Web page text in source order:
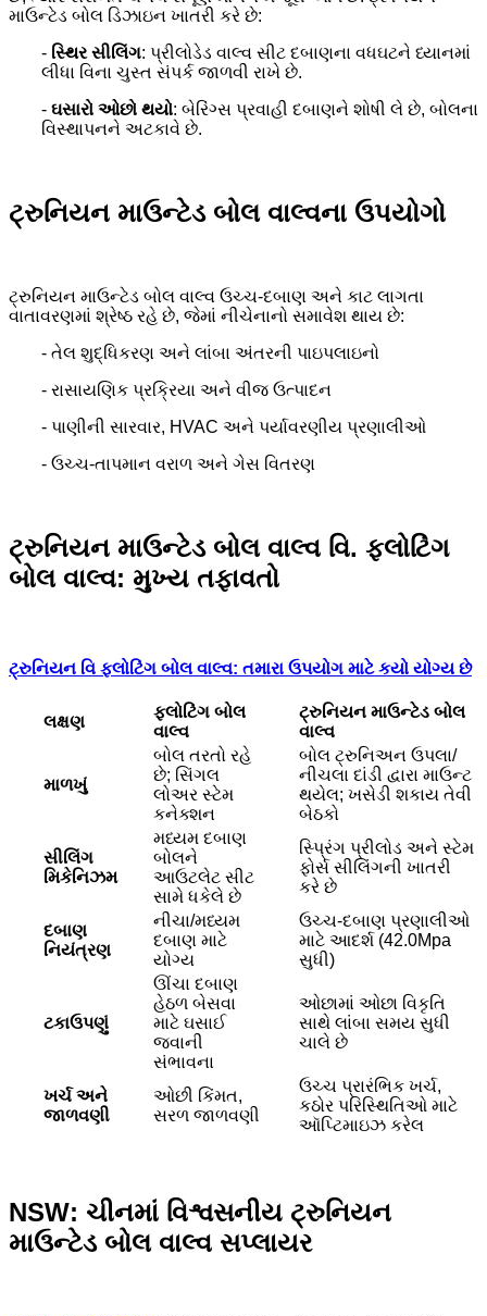
માઉન્ટેડ બોલ ડિઝાઇન ખાતરી કરે છે:
- સ્થિર સીલિંગ: પ્રીલોડેડ વાલ્વ સીટ દબાણના વધઘટને ધ્યાનમાં
લીધા વિના ચુસ્ત સંપર્ક જાળવી રાખે છે.
- ઘસારો ઓછો થયો: બેરિંગ્સ પ્રવાહી દબાણને શોષી લે છે, બોલના
વિસ્થાપનને અટકાવે છે.
ટ્રુનિયન માઉન્ટેડ બોલ વાલ્વના ઉપયોગો
ટ્રુનિયન માઉન્ટેડ બોલ વાલ્વ ઉચ્ચ-દબાણ અને કાટ લાગતા
વાતાવરણમાં શ્રેષ્ઠ રહે છે, જેમાં નીચેનાનો સમાવેશ થાય છે:
- તેલ શુદ્ધિકરણ અને લાંબા અંતરની પાઇપલાઇનો
- રાસાયણિક પ્રક્રિયા અને વીજ ઉત્પાદન
- પાણીની સારવાર, HVAC અને પર્યાવરણીય પ્રણાલીઓ
- ઉચ્ચ-તાપમાન વરાળ અને ગેસ વિતરણ
ટ્રુનિયન માઉન્ટેડ બોલ વાલ્વ વિ. ફ્લોટિંગ
બોલ વાલ્વ: મુખ્ય તફાવતો
ટ્રુનિયન વિ ફ્લોટિંગ બોલ વાલ્વ: તમારા ઉપયોગ માટે કયો યોગ્ય છે
લક્ષણ
ફ્લોટિંગ બોલ
વાલ્વ
ટ્રુનિયન માઉન્ટેડ બોલ
વાલ્વ
માળખું
બોલ તરતો રહે
છે; સિંગલ
લોઅર સ્ટેમ
કનેક્શન
બોલ ટ્રુનિઅન ઉપલા/
નીચલા દાંડી દ્વારા માઉન્ટ
થયેલ; ખસેડી શકાય તેવી
બેઠકો
સીલિંગ
મિકેનિઝમ
મધ્યમ દબાણ
બોલને
આઉટલેટ સીટ
સામે ધકેલે છે
સ્પ્રિંગ પ્રીલોડ અને સ્ટેમ
ફોર્સ સીલિંગની ખાતરી
કરે છે
દબાણ
નિયંત્રણ
નીચા/મધ્યમ
દબાણ માટે
યોગ્ય
ઉચ્ચ-દબાણ પ્રણાલીઓ
માટે આદર્શ (42.0Mpa
સુધી)
ટકાઉપણું
ઊંચા દબાણ
હેઠળ બેસવા
માટે ઘસાઈ
જવાની
સંભાવના
ઓછામાં ઓછા વિકૃતિ
સાથે લાંબા સમય સુધી
ચાલે છે
ખર્ચ અને
જાળવણી
ઓછી કિંમત,
સરળ જાળવણી
ઉચ્ચ પ્રારંભિક ખર્ચ,
કઠોર પરિસ્થિતિઓ માટે
ઑપ્ટિમાઇઝ કરેલ
NSW: ચીનમાં વિશ્વસનીય ટ્રુનિયન
માઉન્ટેડ બોલ વાલ્વ સપ્લાયર